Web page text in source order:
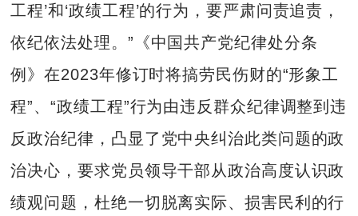
工程’和‘政绩工程’的行为，要严肃问责追责，
依纪依法处理。”《中国共产党纪律处分条
例》在2023年修订时将搞劳民伤财的“形象工
程”、“政绩工程”行为由违反群众纪律调整到违
反政治纪律，凸显了党中央纠治此类问题的政
治决心，要求党员领导干部从政治高度认识政
绩观问题，杜绝一切脱离实际、损害民利的行